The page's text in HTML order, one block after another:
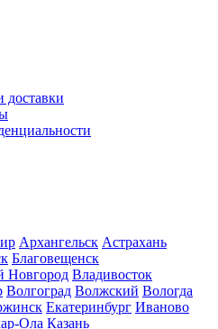
доставки
Архангельск Астрахань
Благовещенск
Новгород Владивосток
Волгоград Волжский Вологда
Екатеринбург Иваново
Ола Казань